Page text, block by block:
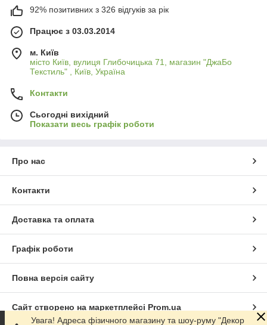
92% позитивних з 326 відгуків за рік
Працює з 03.03.2014
м. Київ
місто Київ, вулиця Глибочицька 71, магазин "ДжаБо
Текстиль" , Київ, Україна
Контакти
Сьогодні вихідний
Показати весь графік роботи
Про нас
Контакти
Доставка та оплата
Графік роботи
Повна версія сайту
Сайт створено на маркетплейсі Prom.ua
Увага! Адреса фізичного магазину та шоу-руму "Декор